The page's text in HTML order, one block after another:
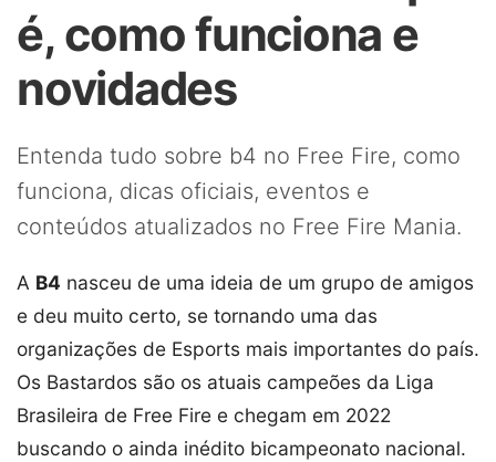
é, como funciona e
novidades
Entenda tudo sobre b4 no Free Fire, como
funciona, dicas oficiais, eventos e
conteúdos atualizados no Free Fire Mania.
A B4 nasceu de uma ideia de um grupo de amigos
e deu muito certo, se tornando uma das
organizações de Esports mais importantes do país.
Os Bastardos são os atuais campeões da Liga
Brasileira de Free Fire e chegam em 2022
buscando o ainda inédito bicampeonato nacional.